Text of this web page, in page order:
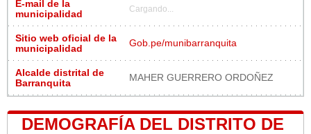
E-mail de la
municipalidad
Cargando...
Sitio web oficial de la
municipalidad
Gob.pe/munibarranquita
Alcalde distrital de
Barranquita
MAHER GUERRERO ORDOÑEZ
DEMOGRAFÍA DEL DISTRITO DE